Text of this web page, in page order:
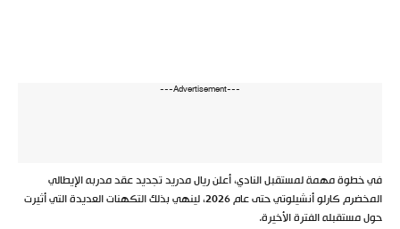
---Advertisement---
في خطوة مهمة لمستقبل النادي، أعلن ريال مدريد تجديد عقد مدربه الإيطالي
المخضرم كارلو أنشيلوتي حتى عام 2026، لينهي بذلك التكهنات العديدة التي أثيرت
حول مستقبله الفترة الأخيرة.